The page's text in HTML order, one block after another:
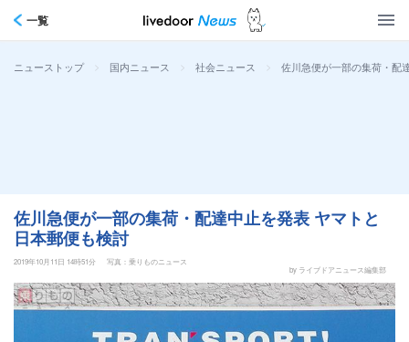
一覧
ニューストップ > 国内ニュース > 社会ニュース > 佐川急便が一部の集荷・配
佐川急便が一部の集荷・配達中止を発表 ヤマトと
日本郵便も検討
2019年10月11日 14時51分
写真：乗りものニュース
by ライブドアニュース編集部